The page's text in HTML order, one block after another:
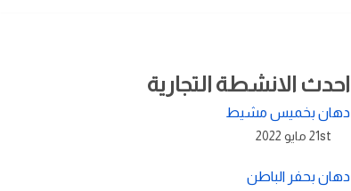
احدث الانشطة التجارية
دهان بخميس مشيط
21st مايو 2022
دهان بحفر الباطن